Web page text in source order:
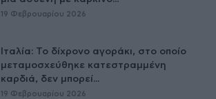
19 Φεβρουαρίου 2026
Ιταλία: Το δίχρονο αγοράκι, στο οποίο
μεταμοσχεύθηκε κατεστραμμένη
καρδιά, δεν μπορεί...
19 Φεβρουαρίου 2026